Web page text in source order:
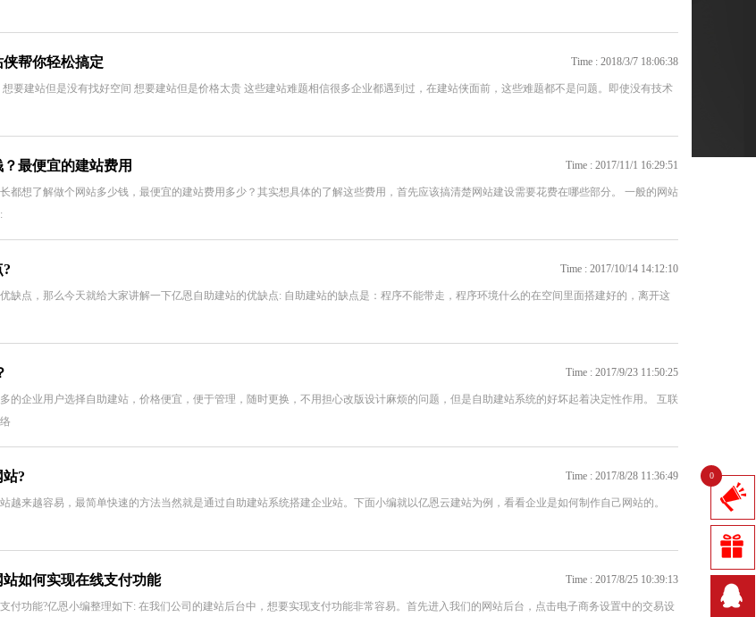
帮你轻松搞定 Time : 2018/3/7 18:06:38
要建站但是没有找好空间 想要建站但是价格太贵 这些建站难题相信很多企业都遇到过，在建站侠面前，这些难题都不是问题。即使没有技术
最便宜的建站费用 Time : 2017/11/1 16:29:51
都想了解做个网站多少钱，最便宜的建站费用多少？其实想具体的了解这些费用，首先应该搞清楚网站建设需要花费在哪些部分。 一般的网站
Time : 2017/10/14 14:12:10
缺点，那么今天就给大家讲解一下亿恩自助建站的优缺点: 自助建站的缺点是：程序不能带走，程序环境什么的在空间里面搭建好的，离开这
Time : 2017/9/23 11:50:25
的企业用户选择自助建站，价格便宜，便于管理，随时更换，不用担心改版设计麻烦的问题，但是自助建站系统的好坏起着决定性作用。 互联
? Time : 2017/8/28 11:36:49
越来越容易，最简单快速的方法当然就是通过自助建站系统搭建企业站。下面小编就以亿恩云建站为例，看看企业是如何制作自己网站的。
如何实现在线支付功能 Time : 2017/8/25 10:39:13
付功能?亿恩小编整理如下: 在我们公司的建站后台中，想要实现支付功能非常容易。首先进入我们的网站后台，点击电子商务设置中的交易设
0